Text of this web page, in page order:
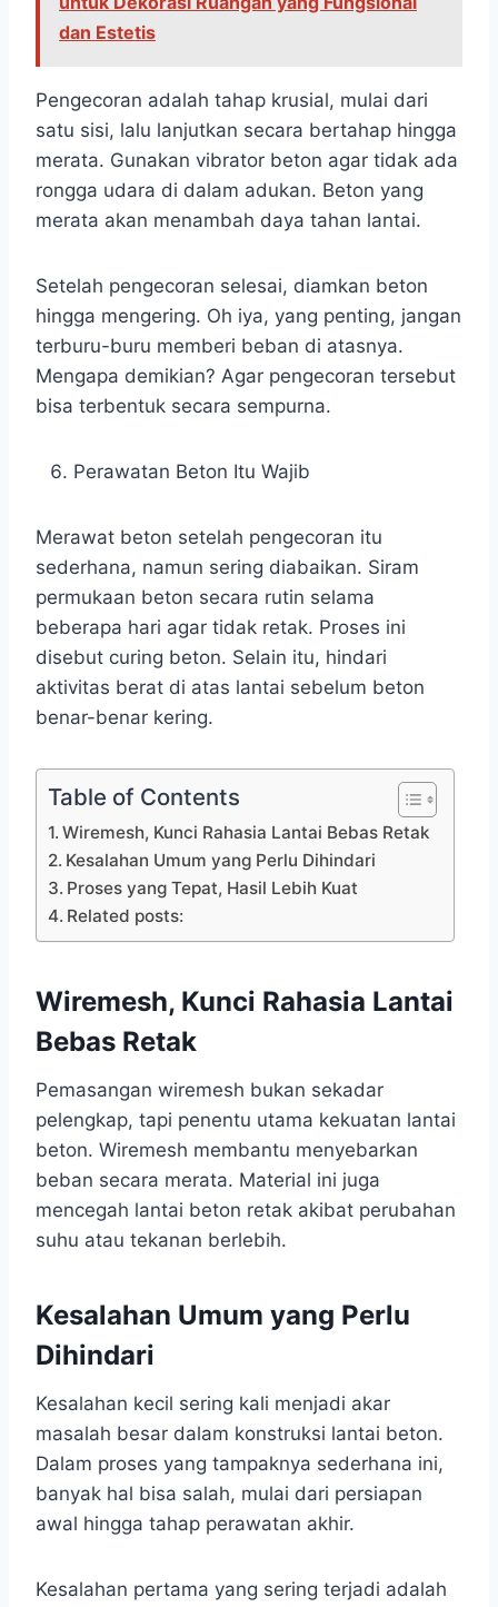
dan Estetis
Pengecoran adalah tahap krusial, mulai dari
satu sisi, lalu lanjutkan secara bertahap hingga
merata. Gunakan vibrator beton agar tidak ada
rongga udara di dalam adukan. Beton yang
merata akan menambah daya tahan lantai.
Setelah pengecoran selesai, diamkan beton
hingga mengering. Oh iya, yang penting, jangan
terburu-buru memberi beban di atasnya.
Mengapa demikian? Agar pengecoran tersebut
bisa terbentuk secara sempurna.
Perawatan Beton Itu Wajib
Merawat beton setelah pengecoran itu
sederhana, namun sering diabaikan. Siram
permukaan beton secara rutin selama
beberapa hari agar tidak retak. Proses ini
disebut curing beton. Selain itu, hindari
aktivitas berat di atas lantai sebelum beton
benar-benar kering.
Table of Contents
Wiremesh, Kunci Rahasia Lantai Bebas Retak
Kesalahan Umum yang Perlu Dihindari
Proses yang Tepat, Hasil Lebih Kuat
Related posts:
Wiremesh, Kunci Rahasia Lantai
Bebas Retak
Pemasangan wiremesh bukan sekadar
pelengkap, tapi penentu utama kekuatan lantai
beton. Wiremesh membantu menyebarkan
beban secara merata. Material ini juga
mencegah lantai beton retak akibat perubahan
suhu atau tekanan berlebih.
Kesalahan Umum yang Perlu
Dihindari
Kesalahan kecil sering kali menjadi akar
masalah besar dalam konstruksi lantai beton.
Dalam proses yang tampaknya sederhana ini,
banyak hal bisa salah, mulai dari persiapan
awal hingga tahap perawatan akhir.
Kesalahan pertama yang sering terjadi adalah